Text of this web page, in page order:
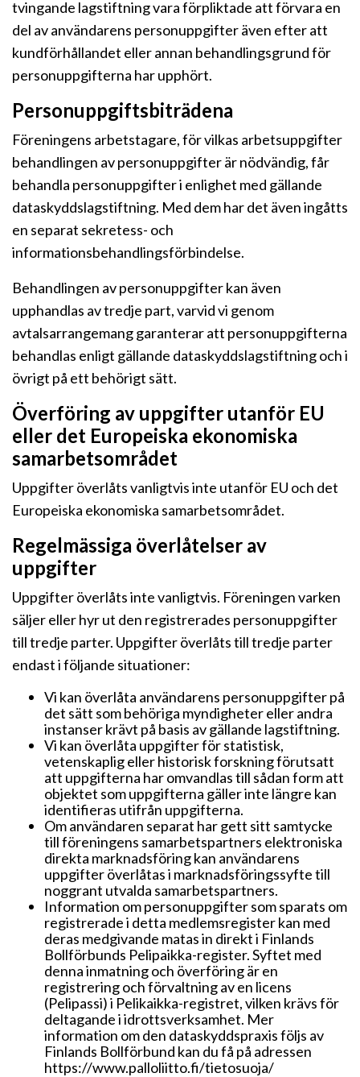
tvingande lagstiftning vara förpliktade att förvara en
del av användarens personuppgifter även efter att
kundförhållandet eller annan behandlingsgrund för
personuppgifterna har upphört.
Personuppgiftsbiträdena
Föreningens arbetstagare, för vilkas arbetsuppgifter
behandlingen av personuppgifter är nödvändig, får
behandla personuppgifter i enlighet med gällande
dataskyddslagstiftning. Med dem har det även ingåtts
en separat sekretess- och
informationsbehandlingsförbindelse.
Behandlingen av personuppgifter kan även
upphandlas av tredje part, varvid vi genom
avtalsarrangemang garanterar att personuppgifterna
behandlas enligt gällande dataskyddslagstiftning och i
övrigt på ett behörigt sätt.
Överföring av uppgifter utanför EU
eller det Europeiska ekonomiska
samarbetsområdet
Uppgifter överlåts vanligtvis inte utanför EU och det
Europeiska ekonomiska samarbetsområdet.
Regelmässiga överlåtelser av
uppgifter
Uppgifter överlåts inte vanligtvis. Föreningen varken
säljer eller hyr ut den registrerades personuppgifter
till tredje parter. Uppgifter överlåts till tredje parter
endast i följande situationer:
Vi kan överlåta användarens personuppgifter på
det sätt som behöriga myndigheter eller andra
instanser krävt på basis av gällande lagstiftning.
Vi kan överlåta uppgifter för statistisk,
vetenskaplig eller historisk forskning förutsatt
att uppgifterna har omvandlas till sådan form att
objektet som uppgifterna gäller inte längre kan
identifieras utifrån uppgifterna.
Om användaren separat har gett sitt samtycke
till föreningens samarbetspartners elektroniska
direkta marknadsföring kan användarens
uppgifter överlåtas i marknadsföringssyfte till
noggrant utvalda samarbetspartners.
Information om personuppgifter som sparats om
registrerade i detta medlemsregister kan med
deras medgivande matas in direkt i Finlands
Bollförbunds Pelipaikka-register. Syftet med
denna inmatning och överföring är en
registrering och förvaltning av en licens
(Pelipassi) i Pelikaikka-registret, vilken krävs för
deltagande i idrottsverksamhet. Mer
information om den dataskyddspraxis följs av
Finlands Bollförbund kan du få på adressen
https://www.palloliitto.fi/tietosuoja/